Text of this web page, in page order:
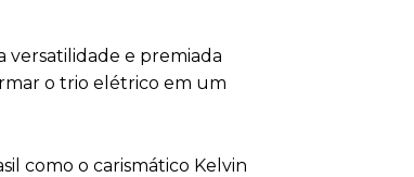
versatilidade e premiada
o trio elétrico em um
como o carismático Kelvin